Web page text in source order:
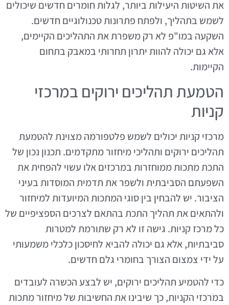
את השיטות היעילות ביותר, לגלות חומרים חדשים שיכולים
לשמש בתהליך, ולפתח פתרונות טכנולוגיים חדשים.
השקעה במו"פ לא רק משפרת את התהליכים הקיימים,
אלא גם יכולה להוות יתרון תחרותי במאבק בתחום
הקיימות.
הטמעת תהליכים ירוקים במרכזי
קניות
מרכזי קניות יכולים לשמש פלטפורמה מצוינת להטמעת
תהליכים ירוקים ותהליכי מיחזור מתקדמים. תכנון נכון של
התכת מתכות ממוחזרות במרכזים אלו עשוי להפחית את
השפעתם הסביבתית ולשפר את תדמית המוסדות בעיני
הציבור. יש להבחין בין סוגי המתכות המיועדות למיחזור
ולהתאים את תהליך התכת בהתאם לצרכים הספציפיים של
כל מרכז קניות. גישה זו לא רק שתורמת למטרות
סביבתיות, אלא גם יכולה להביא לחיסכון כלכלי משמעותי
על ידי צמצום הצורך בחומרי גלם חדשים.
כדי להטמיע תהליכים ירוקים, יש לבצע הכשרה לעובדים
במרכזי הקניות, כך שיבינו את החשיבות של מיחזור מתכות